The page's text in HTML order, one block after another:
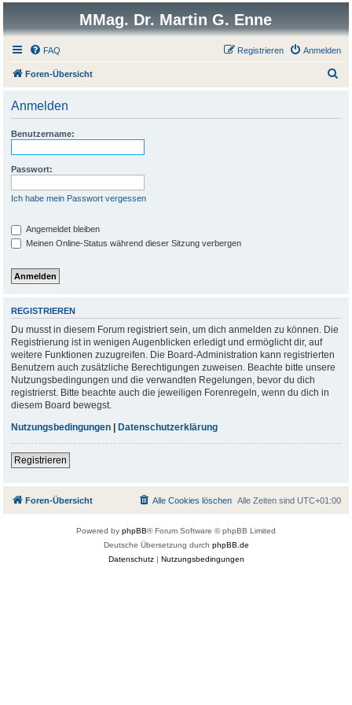
MMag. Dr. Martin G. Enne
FAQ Anmelden
Registrieren
Foren-Übersicht
Anmelden
Benutzername:
Passwort:
Ich habe mein Passwort vergessen
Angemeldet bleiben
Meinen Online-Status während dieser Sitzung verbergen
REGISTRIEREN
Du musst in diesem Forum registriert sein, um dich anmelden zu können. Die
Registrierung ist in wenigen Augenblicken erledigt und ermöglicht dir, auf
weitere Funktionen zuzugreifen. Die Board-Administration kann registrierten
Benutzern auch zusätzliche Berechtigungen zuweisen. Beachte bitte unsere
Nutzungsbedingungen und die verwandten Regelungen, bevor du dich
registrierst. Bitte beachte auch die jeweiligen Forenregeln, wenn du dich in
diesem Board bewegst.
Nutzungsbedingungen |Datenschutzerklärung
Registrieren
Foren-Übersicht Alle Zeiten sind UTC+01:00
Alle Cookies löschen
Powered by phpBB® Forum Software © phpBB Limited
Deutsche Übersetzung durch phpBB.de
Datenschutz| Nutzungsbedingungen